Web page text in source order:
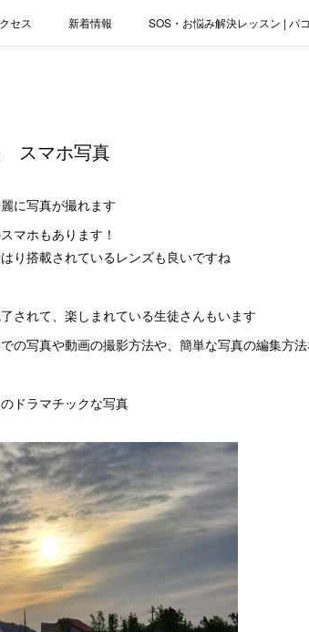
セス 新着情報 SOS・お悩み解決レッスン | パ
スマホ写真
に写真が撮れます
マホもあります！
り搭載されているレンズも良いですね
されて、楽しまれている生徒さんもいます
の写真や動画の撮影方法や、簡単な写真の編集方
ドラマチックな写真